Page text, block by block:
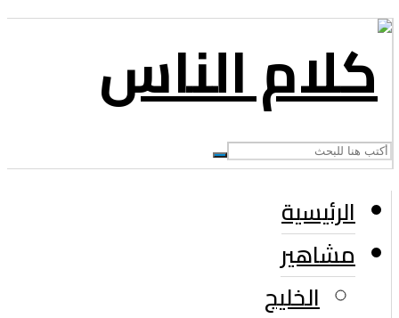
الرئيسية
مشاهير
الخليج